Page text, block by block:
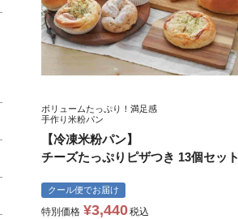
ボリュームたっぷり！満足感
手作り米粉パン
【冷凍米粉パン】
チーズたっぷりピザつき 13個セット
クール便でお届け
特別価格 ¥3,440税込